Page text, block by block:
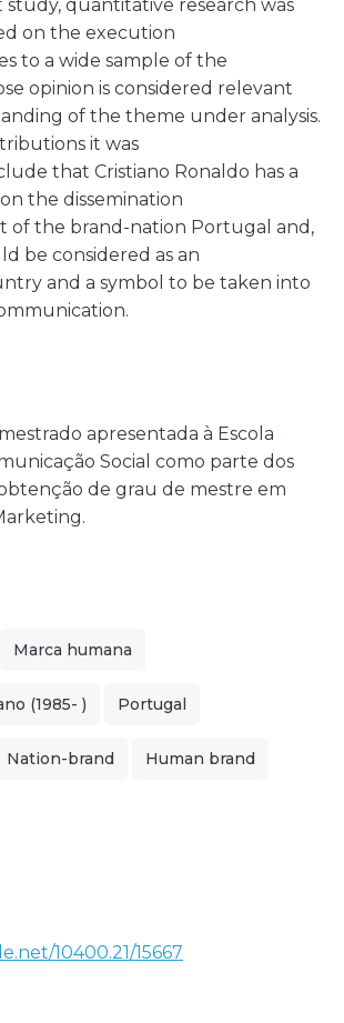
quantitative research was
on the execution
to a wide sample of the
opinion is considered relevant
of the theme under analysis.
it was
that Cristiano Ronaldo has a
the dissemination
of the brand-nation Portugal and,
be considered as an
and a symbol to be taken into
apresentada à Escola
Social como parte dos
de grau de mestre em
Marca humana
(1985- ) Portugal
Nation-brand Human brand
10400.21/15667